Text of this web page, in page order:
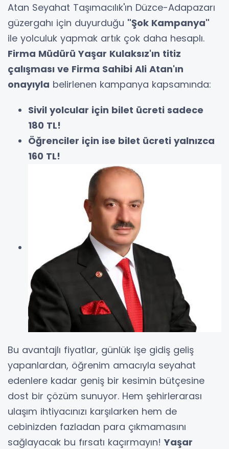
Atan Seyahat Taşımacılık'ın Düzce-Adapazarı
güzergahı için duyurduğu "Şok Kampanya"
ile yolculuk yapmak artık çok daha hesaplı.
Firma Müdürü Yaşar Kulaksız'ın titiz
çalışması ve Firma Sahibi Ali Atan'ın
onayıyla belirlenen kampanya kapsamında:
Sivil yolcular için bilet ücreti sadece
180 TL!
Öğrenciler için ise bilet ücreti yalnızca
160 TL!
Bu avantajlı fiyatlar, günlük işe gidiş geliş
yapanlardan, öğrenim amacıyla seyahat
edenlere kadar geniş bir kesimin bütçesine
dost bir çözüm sunuyor. Hem şehirlerarası
ulaşım ihtiyacınızı karşılarken hem de
cebinizden fazladan para çıkmamasını
sağlayacak bu fırsatı kaçırmayın! Yaşar